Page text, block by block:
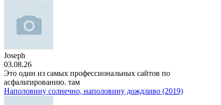
Joseph
03.08.26
Это один из самых профессиональных сайтов по
асфальтированию. там
Наполовину солнечно, наполовину дождливо (2019)